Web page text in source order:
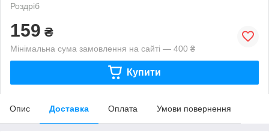
Роздріб
159 ₴
Мінімальна сума замовлення на сайті — 400 ₴
Купити
Опис Доставка Оплата Умови повернення